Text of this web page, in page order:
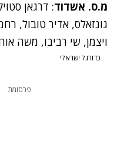
מ.ס. אשדוד: דרגאן
גונזאלס, אדיר טובול,
ויצמן, שי רביבו, משה
כדורגל ישראלי
פרסומת